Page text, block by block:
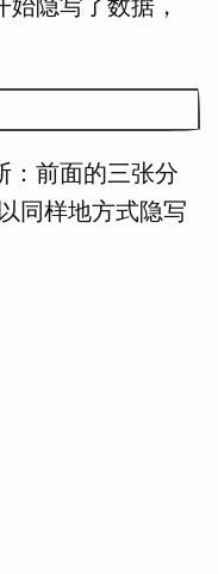
隐写了数据，
：前面的三张分
同样地方式隐写